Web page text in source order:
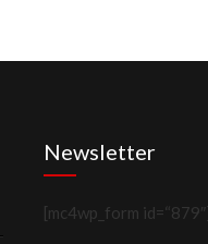
Newsletter
[mc4wp_form